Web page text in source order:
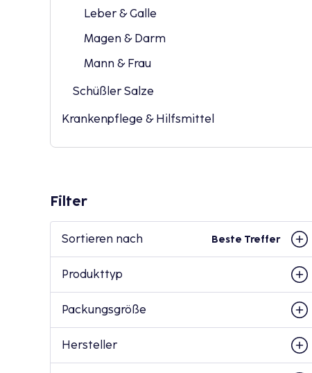
Leber & Galle
Magen & Darm
Mann & Frau
Schüßler Salze
Krankenpflege & Hilfsmittel
Filter
Sortieren nach Beste Treffer
Produkttyp
Packungsgröße
Hersteller